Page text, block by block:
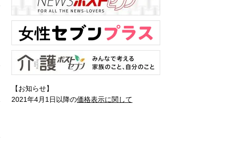
【お知らせ】
2021年4月1日以降の価格表示に関して